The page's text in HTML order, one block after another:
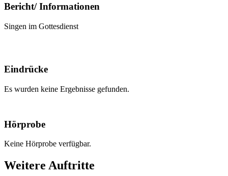
Bericht/ Informationen
Singen im Gottesdienst
Eindrücke
Es wurden keine Ergebnisse gefunden.
Hörprobe
Keine Hörprobe verfügbar.
Weitere Auftritte